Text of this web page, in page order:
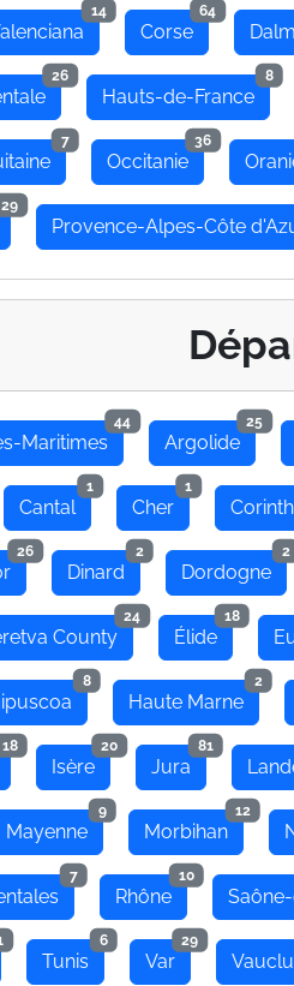
14
Corse
64
26
Hauts-de-France
8
7
Occitanie
36
29
Provence-Alpes-Côte
Maritimes
44
Argolide
25
Cantal
1
Cher
1
26
Dinard
2
Dordogne
2
County
24
Élide
18
8
Haute Marne
2
18
Isère
20
Jura
81
Mayenne
9
Morbihan
12
7
Rhône
10
Tunis
6
Var
29